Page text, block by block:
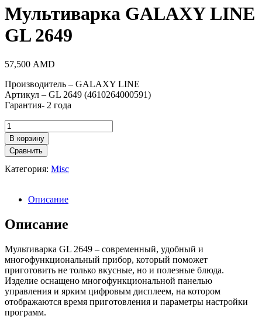
Мультиварка GALAXY LINE
GL 2649
57,500 AMD
Производитель – GALAXY LINE
Артикул – GL 2649 (4610264000591)
Гарантия- 2 года
Количество
товара
Мультиварка
GALAXY
LINE
В корзину
Сравнить
Категория: Misc
Описание
Описание
Мультиварка GL 2649 – современный, удобный и
многофункциональный прибор, который поможет
приготовить не только вкусные, но и полезные блюда.
Изделие оснащено многофункциональной панелью
управления и ярким цифровым дисплеем, на котором
отображаются время приготовления и параметры настройки
программ.